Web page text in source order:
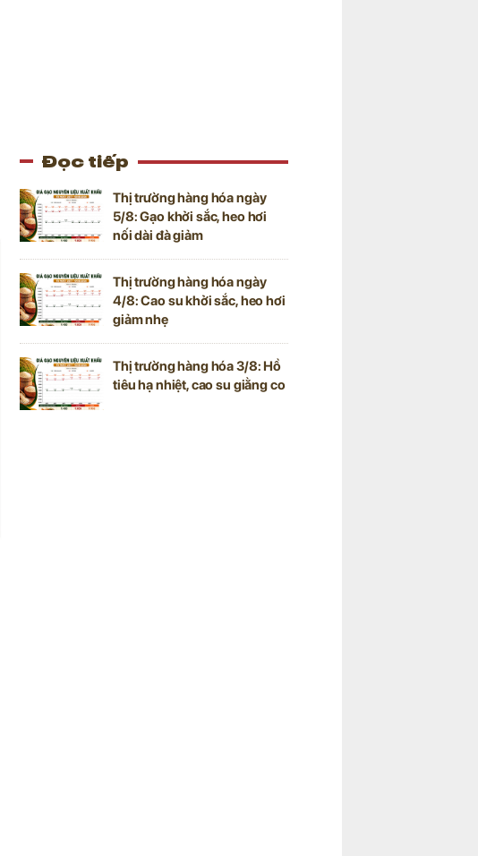
Đọc tiếp
Thị trường hàng hóa ngày
5/8: Gạo khởi sắc, heo hơi
nối dài đà giảm
Thị trường hàng hóa ngày
4/8: Cao su khởi sắc, heo hơi
giảm nhẹ
Thị trường hàng hóa 3/8: Hồ
tiêu hạ nhiệt, cao su giằng co